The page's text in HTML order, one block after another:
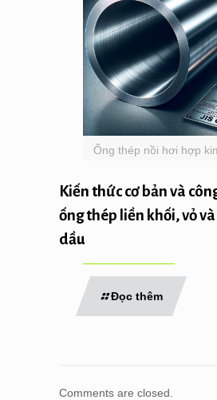
Ống thép nồi hơi hợp
Kiến thức cơ bản và
ống thép liền khối, vỏ
dầu
Đọc thêm
Comments are closed.